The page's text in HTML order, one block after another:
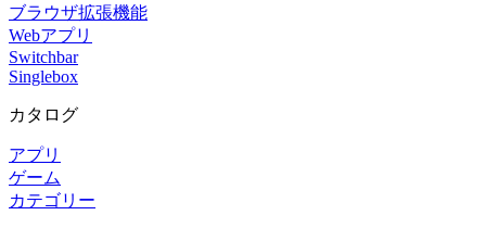
ブラウザ拡張機能
Webアプリ
Switchbar
Singlebox
カタログ
アプリ
ゲーム
カテゴリー